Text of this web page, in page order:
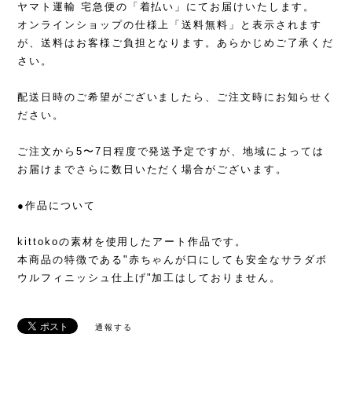
ヤマト運輸 宅急便の「着払い」にてお届けいたします。
オンラインショップの仕様上「送料無料」と表示されます
が、送料はお客様ご負担となります。あらかじめご了承くだ
さい。
配送日時のご希望がございましたら、ご注文時にお知らせく
ださい。
ご注文から5〜7日程度で発送予定ですが、地域によっては
お届けまでさらに数日いただく場合がございます。
●作品について
kittokoの素材を使用したアート作品です。
本商品の特徴である"赤ちゃんが口にしても安全なサラダボ
ウルフィニッシュ仕上げ"加工はしておりません。
通報する